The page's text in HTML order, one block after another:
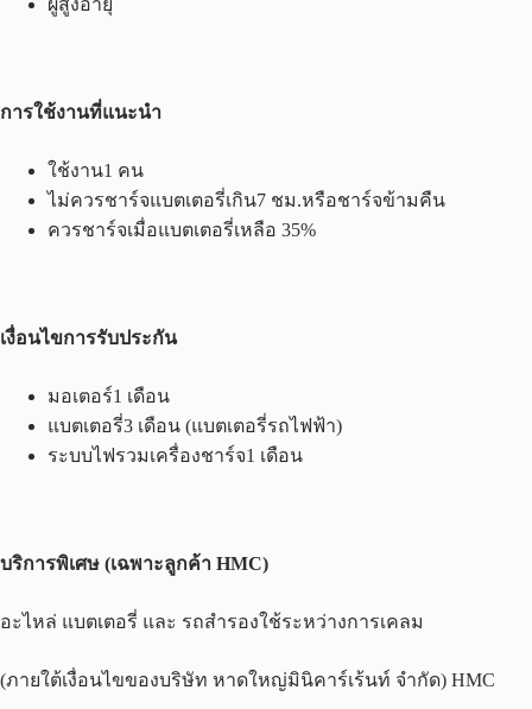
การใช้งานที่แนะนำ
ใช้งาน1 คน
ไม่ควรชาร์จแบตเตอรี่เกิน7 ชม.หรือชาร์จข้ามคืน
ควรชาร์จเมื่อแบตเตอรี่เหลือ 35%
เงื่อนไขการรับประกัน
มอเตอร์1 เดือน
แบตเตอรี่3 เดือน (แบตเตอรี่รถไฟฟ้า)
ระบบไฟรวมเครื่องชาร์จ1 เดือน
บริการพิเศษ (เฉพาะลูกค้า HMC)
อะไหล่ แบตเตอรี่ และ รถสำรองใช้ระหว่างการเคลม
(ภายใต้เงื่อนไขของบริษัท หาดใหญ่มินิคาร์เร้นท์ จำกัด) HMC